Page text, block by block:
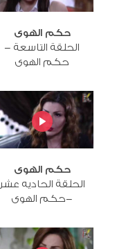
حكم الهوى
الحلقة التاسعة -
حكم الهوى
حكم الهوى
الحلقة الحاديه عشر
-حكم الهوى